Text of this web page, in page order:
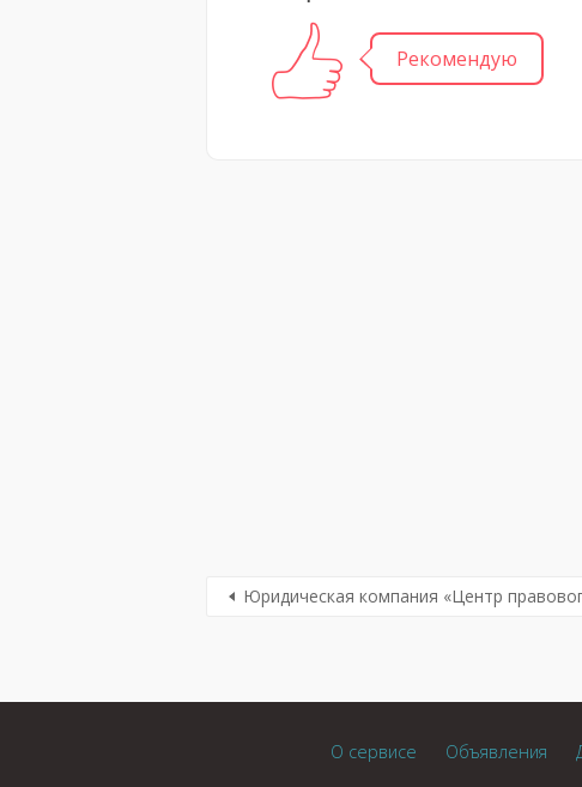
Рекомендую
Юридическая компания «Центр
О сервисе Объявления